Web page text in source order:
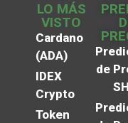
LO MÁS
VISTO
Cardano
(ADA)
IDEX
Crypto
Token
de